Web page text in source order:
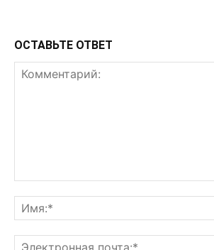
ОСТАВЬТЕ ОТВЕТ